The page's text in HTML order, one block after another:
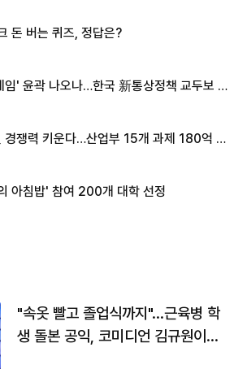
돈 버는 퀴즈, 정답은?
임' 윤곽 나오나…한국 新통상정책 교두보 활
경쟁력 키운다…산업부 15개 과제 180억 지
아침밥' 참여 200개 대학 선정
"속옷 빨고 졸업식까지"…근육병 학
생 돌본 공익, 코미디언 김규원이었